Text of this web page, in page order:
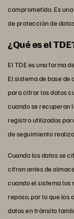
comprometido. Es
de protección de
¿Qué es el
El TDE es una forma
El sistema de base
para cifrar los datos
cuando se recuperan
registro utilizados
de seguimiento
Cuando los datos se
cifran antes de
cuando el sistema los
reposo, por lo que los
datos en tránsito